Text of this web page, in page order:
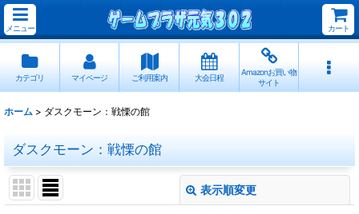
メニュー カート
カテゴリ マイページ ご利用案内 大会日程
Amazonお買い物
サイト
ホーム > ダスクモーン：戦慄の館
ダスクモーン：戦慄の館
表示順変更